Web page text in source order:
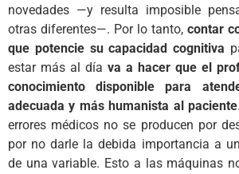
novedades —y resulta imposible
otras diferentes—. Por lo tanto, contar
que potencie su capacidad cognitiva
estar más al día va a hacer que el
conocimiento disponible para
adecuada y más humanista al paciente
errores médicos no se producen por
por no darle la debida importancia a
de una variable. Esto a las máquinas